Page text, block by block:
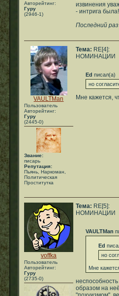
Авторейтинг:
Гуру
(2946-1)
извинения
- интрига была!
Последний
VAULTMan
Пользователь
Авторейтинг:
Гуру
(2445-0)
Звание:
писарь
Репутация:
Пьянь, Наркоман,
Политическая
Проститутка
Тема: RE[4]:
НОМИНАЦИИ
Ed писал(а)
но
Мне кажется,
voffka
Пользователь
Авторейтинг:
Гуру
(2735-0)
Тема: RE[5]:
НОМИНАЦИИ
VAULTMan
Ed
но
Мне
образом на